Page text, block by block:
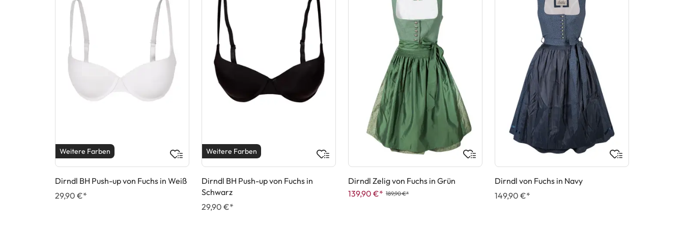
Weitere Farben
Dirndl BH Push-up von Fuchs in Weiß
29,90 €*
Weitere Farben
Dirndl BH Push-up von Fuchs in
Schwarz
29,90 €*
Dirndl Zelig von Fuchs in Grün
139,90 €* 189,90 €*
Dirndl von Fuchs in Navy
149,90 €*